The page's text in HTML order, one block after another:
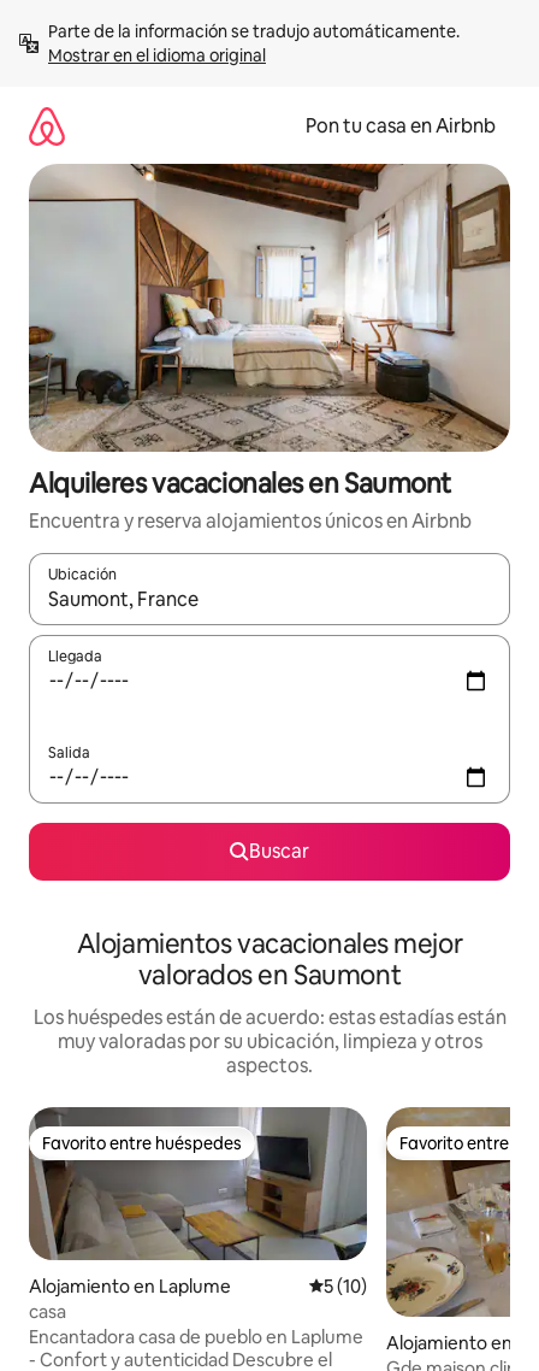
contenidoMostrar en el idioma original
Pon tu casa en Airbnb
Alquileres vacacionales en Saumont
Encuentra y reserva alojamientos únicos en Airbnb
Ubicación
Cuando los resultados estén disponibles, navega con las
Llegada
Salida
Buscar
Alojamientos vacacionales mejor
valorados en Saumont
Los huéspedes están de acuerdo: estas estadías están
muy valoradas por su ubicación, limpieza y otros
aspectos.
Favorito entre huéspedes
Favorito entre huéspedes
Alojamiento en Laplume Calificación promedio: 5 de
5 (10)
casa
Encantadora casa de pueblo en Laplume
- Confort y autenticidad Descubre el
Favorito entre
Favorito entre
Alojamiento en